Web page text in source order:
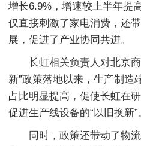
增长6.9%，增速较上半年提
仅直接刺激了家电消费，还
展，促进了产业协同共进。
长虹相关负责人对北京商
新”政策落地以来，生产制造
占比明显提高，促使长虹在
促进生产线设备的“以旧换新”
同时，政策还带动了物流